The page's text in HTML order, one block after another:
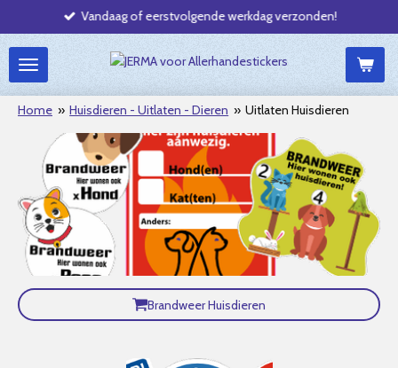
direct
naar
de
hoofdinhoud
Vandaag of eerstvolgende werkdag verzonden!
Home » Huisdieren - Uitlaten - Dieren » Uitlaten Huisdieren
Brandweer Huisdieren